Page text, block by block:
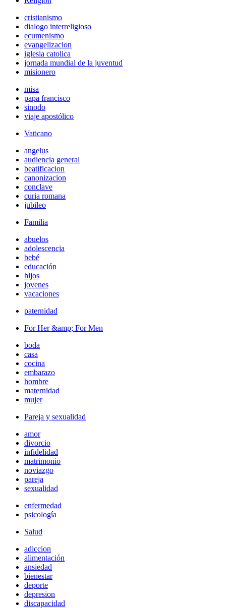
cristianismo
dialogo interreligioso
ecumenismo
evangelizacion
iglesia catolica
jornada mundial de la juventud
misionero
misa
papa francisco
sinodo
viaje apostólico
Vaticano
angelus
audiencia general
beatificacion
canonizacion
conclave
curia romana
jubileo
Familia
abuelos
adolescencia
bebé
educación
hijos
jovenes
vacaciones
paternidad
For Her &amp; For Men
boda
casa
cocina
embarazo
hombre
maternidad
mujer
Pareja y sexualidad
amor
divorcio
infidelidad
matrimonio
noviazgo
pareja
sexualidad
enfermedad
psicología
Salud
adiccion
alimentación
ansiedad
bienestar
deporte
depresion
discapacidad